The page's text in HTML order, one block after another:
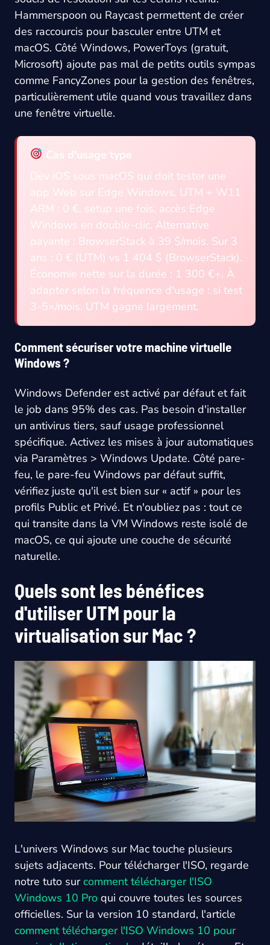
Hammerspoon ou Raycast permettent de créer
des raccourcis pour basculer entre UTM et
macOS. Côté Windows, PowerToys (gratuit,
Microsoft) ajoute pas mal de petits outils sympas
comme FancyZones pour la gestion des fenêtres,
particulièrement utile quand vous travaillez dans
une fenêtre virtuelle.
Cas d'usage type
Dev iOS sous macOS qui doit tester une
app Web sur Edge Windows. UTM + W11
ARM : 0 €, setup une fois, accès Edge
Windows en double-clic. Alternative
payante : BrowserStack à 39 $/mois. Sur 3
ans : 0 € (UTM) vs 1 404 $ (BrowserStack).
Économie nette sur la durée : 1 300 €+. À
adapter selon la fréquence d'usage : si test
3-5×/mois, UTM gagne largement.
Comment sécuriser votre machine virtuelle
Windows ?
Windows Defender est activé par défaut et fait
le job dans 95% des cas. Pas besoin d'installer
un antivirus tiers, sauf usage professionnel
spécifique. Activez les mises à jour automatiques
via Paramètres > Windows Update. Côté pare-
feu, le pare-feu Windows par défaut suffit,
vérifiez juste qu'il est bien sur « actif » pour les
profils Public et Privé. Et n'oubliez pas : tout ce
qui transite dans la VM Windows reste isolé de
macOS, ce qui ajoute une couche de sécurité
naturelle.
Quels sont les bénéfices
d'utiliser UTM pour la
virtualisation sur Mac ?
L'univers Windows sur Mac touche plusieurs
sujets adjacents. Pour télécharger l'ISO, regarde
notre tuto surcomment télécharger l'ISO
Windows 10 Pro qui couvre toutes les sources
officielles. Sur la version 10 standard, l'article
comment télécharger l'ISO Windows 10 pour